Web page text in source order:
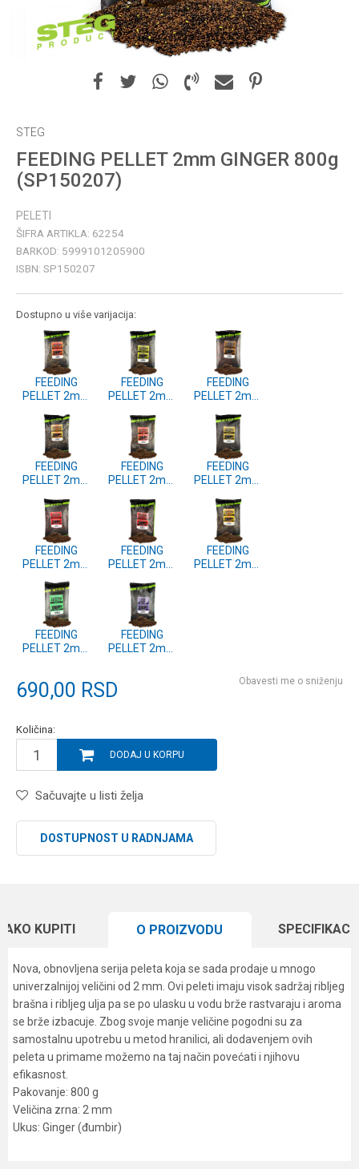
STEG
FEEDING PELLET 2mm GINGER 800g
(SP150207)
PELETI
ŠIFRA ARTIKLA: 62254
BARKOD: 5999101205900
ISBN: SP150207
Dostupno u više varijacija:
FEEDING
PELLET 2mm
800g
(SP150208)
FEEDING
PELLET 2mm
(SP150207)
FEEDING
PELLET 2mm
ORANGE 800g
(SP150209)
FEEDING
PELLET 2mm
800g
(SP150206)
FEEDING
PELLET 2mm
(SP150205)
FEEDING
PELLET 2mm
(SP150200)
FEEDING
PELLET 2mm
800g
(SP150202)
FEEDING
PELLET 2mm
(SP150264)
FEEDING
PELLET 2mm
FEEDING
PELLET 2mm
FEEDING
PELLET 2mm
690,00 RSD Obavesti me o sniženju
Količina:
DODAJ U KORPU
Sačuvajte u listi želja
DOSTUPNOST U RADNJAMA
KUPITI O PROIZVODU
Nova, obnovljena serija peleta koja se sada prodaje u mnogo
univerzalnijoj veličini od 2 mm. Ovi peleti imaju visok sadržaj ribljeg
brašna i ribljeg ulja pa se po ulasku u vodu brže rastvaraju i aroma
se brže izbacuje. Zbog svoje manje veličine pogodni su za
samostalnu upotrebu u metod hranilici, ali dodavenjem ovih
peleta u primame možemo na taj način povećati i njihovu
efikasnost.
Pakovanje: 800 g
Veličina zrna: 2 mm
Ukus: Ginger (đumbir)